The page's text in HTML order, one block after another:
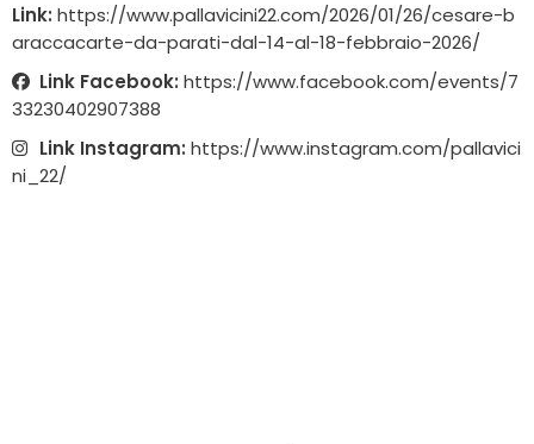
Link: https://www.pallavicini22.com/2026/01/26/cesare-b
araccacarte-da-parati-dal-14-al-18-febbraio-2026/
Link Facebook: https://www.facebook.com/events/7
33230402907388
Link Instagram: https://www.instagram.com/pallavici
ni_22/